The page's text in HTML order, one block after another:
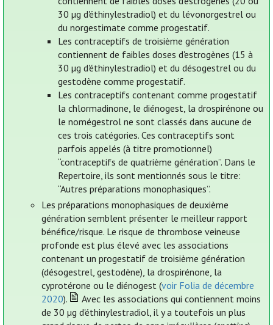
30 µg d'éthinylestradiol) et du lévonorgestrel ou
du norgestimate comme progestatif.
Les contraceptifs de troisième génération
contiennent de faibles doses d'estrogènes (15 à
30 µg d'éthinylestradiol) et du désogestrel ou du
gestodène comme progestatif.
Les contraceptifs contenant comme progestatif
la chlormadinone, le diénogest, la drospirénone ou
le nomégestrol ne sont classés dans aucune de
ces trois catégories. Ces contraceptifs sont
parfois appelés (à titre promotionnel)
“contraceptifs de quatrième génération”. Dans le
Repertoire, ils sont mentionnés sous le titre:
“Autres préparations monophasiques”.
Les préparations monophasiques de deuxième
génération semblent présenter le meilleur rapport
bénéfice/risque. Le risque de thrombose veineuse
profonde est plus élevé avec les associations
contenant un progestatif de troisième génération
(désogestrel, gestodène), la drospirénone, la
cyprotérone ou le diénogest (voir Folia de décembre
2020).
Avec les associations qui contiennent moins
de 30 µg d'éthinylestradiol, il y a toutefois un plus